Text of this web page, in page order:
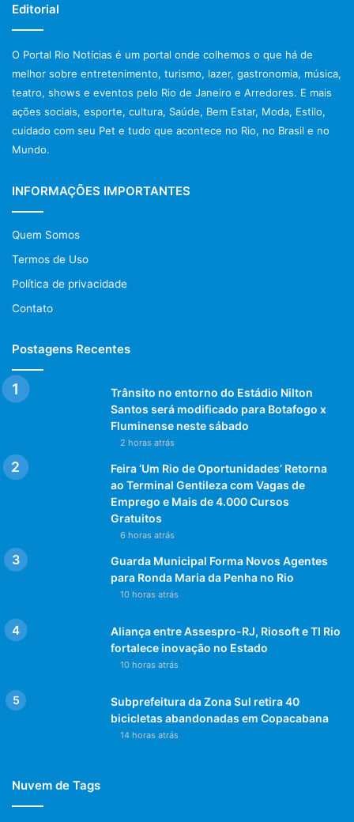
Editorial
O Portal Rio Notícias é um portal onde colhemos o que há de
melhor sobre entretenimento, turismo, lazer, gastronomia, música,
teatro, shows e eventos pelo Rio de Janeiro e Arredores. E mais
ações sociais, esporte, cultura, Saúde, Bem Estar, Moda, Estilo,
cuidado com seu Pet e tudo que acontece no Rio, no Brasil e no
Mundo.
INFORMAÇÕES IMPORTANTES
Quem Somos
Termos de Uso
Política de privacidade
Contato
Postagens Recentes
Trânsito no entorno do Estádio Nilton
Santos será modificado para Botafogo x
Fluminense neste sábado
2 horas atrás
Feira ‘Um Rio de Oportunidades’ Retorna
ao Terminal Gentileza com Vagas de
Emprego e Mais de 4.000 Cursos
Gratuitos
6 horas atrás
Guarda Municipal Forma Novos Agentes
para Ronda Maria da Penha no Rio
10 horas atrás
Aliança entre Assespro-RJ, Riosoft e TI Rio
fortalece inovação no Estado
10 horas atrás
Subprefeitura da Zona Sul retira 40
bicicletas abandonadas em Copacabana
14 horas atrás
Nuvem de Tags